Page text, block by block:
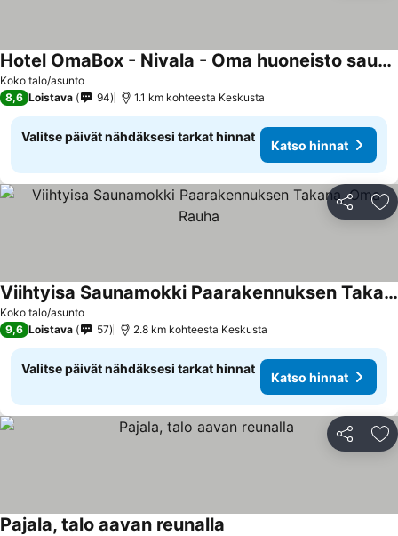
Koko talo/asunto
Hotel OmaBox - Nivala - Oma huoneisto saunalla
Katso hinnat
8,6 Loistava 94 1.1 km kohteesta Keskusta
Valitse päivät nähdäksesi tarkat hinnat
Katso hinnat
Jaa
Koko talo/asunto
Viihtyisa Saunamokki Paarakennuksen Takana, Oma Rauha
Katso hinnat
9,6 Loistava 57 2.8 km kohteesta Keskusta
Valitse päivät nähdäksesi tarkat hinnat
Katso hinnat
Jaa
Pajala, talo aavan reunalla